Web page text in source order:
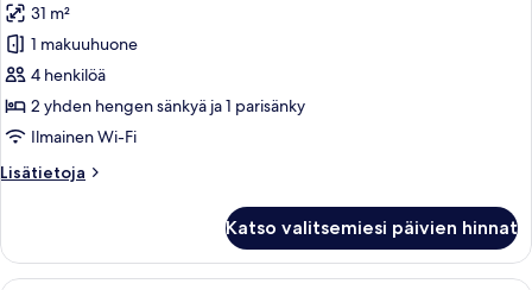
Adults
and
children)
huonetyypin
Comfort-
huone,
näköala
uima-
kuvat
31 m²
1 makuuhuone
4 henkilöä
2 yhden hengen sänkyä ja 1 parisänky
Ilmainen Wi-Fi
Lisätietoja
Lisätietoja
näköala
uima-
Katso valitsemiesi päivien hinnat